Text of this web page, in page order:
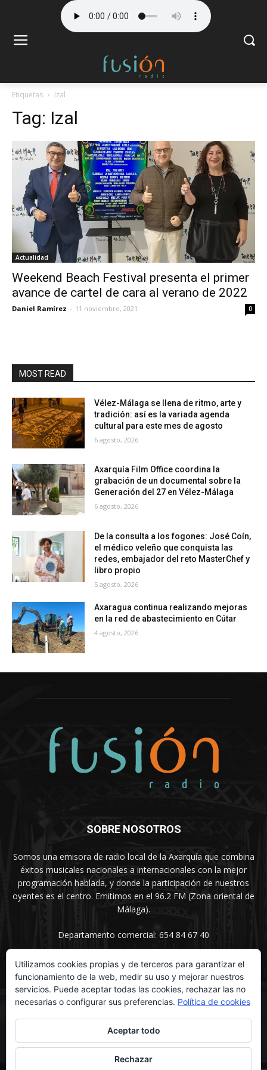
Etiquetas Izal
Tag: Izal
Actualidad
Weekend Beach Festival presenta el primer
avance de cartel de cara al verano de 2022
Daniel Ramírez - 11 noviembre, 2021 0
MOST READ
Vélez-Málaga se llena de ritmo, arte y
tradición: así es la variada agenda
cultural para este mes de agosto
6 agosto, 2026
Axarquía Film Office coordina la
grabación de un documental sobre la
Generación del 27 en Vélez-Málaga
6 agosto, 2026
De la consulta a los fogones: José Coín,
el médico veleño que conquista las
redes, embajador del reto MasterChef y
libro propio
5 agosto, 2026
Axaragua continua realizando mejoras
en la red de abastecimiento en Cútar
4 agosto, 2026
SOBRE NOSOTROS
Somos una emisora de radio local de la Axarquía que combina
éxitos musicales nacionales a internacionales con la mejor
programación hablada, y donde la participación de nuestros
oyentes es el centro. Emitimos en el 96.2 FM (Zona oriental de
Málaga).
Departamento comercial: 654 84 67 40
SÍGUENOS
Utilizamos cookies propias y de terceros para garantizar el
funcionamiento de la web, medir su uso y mejorar nuestros
servicios. Puede aceptar todas las cookies, rechazar las no
necesarias o configurar sus preferencias. Política de cookies
Aceptar todo
Rechazar